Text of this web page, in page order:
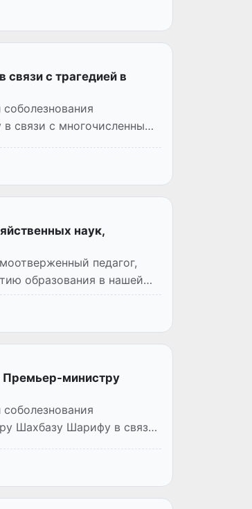
с трагедией в
связи с многочисленными
наук,
педагог,
образования в нашей
Премьер-министру
Шахбазу Шарифу в связи